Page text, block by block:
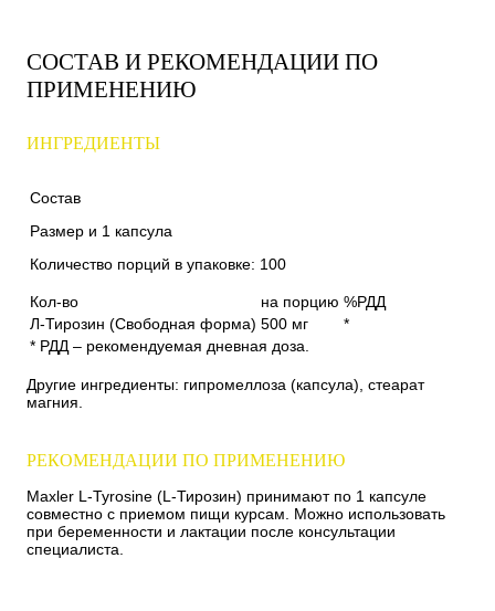
СОСТАВ И РЕКОМЕНДАЦИИ ПО
ПРИМЕНЕНИЮ
ИНГРЕДИЕНТЫ
Состав
Размер и 1 капсула
Количество порций в упаковке: 100
Кол-во на порцию %РДД
Л-Тирозин (Свободная форма) 500 мг
*
* РДД – рекомендуемая дневная доза.
Другие ингредиенты: гипромеллоза (капсула), стеарат
магния.
РЕКОМЕНДАЦИИ ПО ПРИМЕНЕНИЮ
Maxler L-Tyrosine (L-Тирозин) принимают по 1 капсуле
совместно с приемом пищи курсам. Можно использовать
при беременности и лактации после консультации
специалиста.